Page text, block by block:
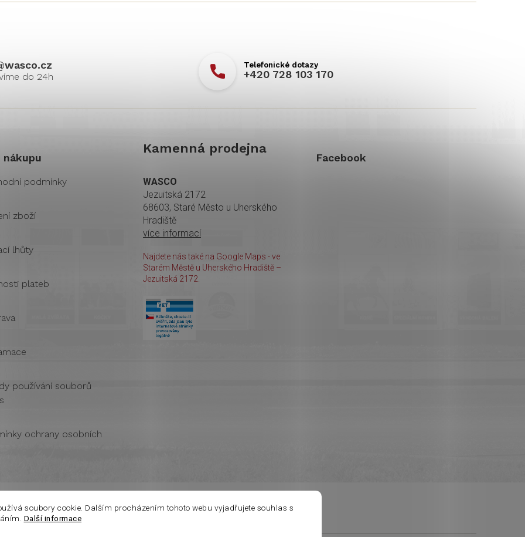
soubory cookie. Dalším procházením tohoto webu vyjadřujete souhlas s
Další informace
wasco.cz
+420 728 103 170
nákupu
podmínky
zboží
lhůty
plateb
používání souborů
ochrany osobních
Kamenná prodejna
WASCO
Jezuitská 2172
68603, Staré Město u Uherského
Hradiště
více informací
Najdete nás také na Google Maps - ve
Starém Městě u Uherského Hradiště –
Jezuitská 2172.
Facebook